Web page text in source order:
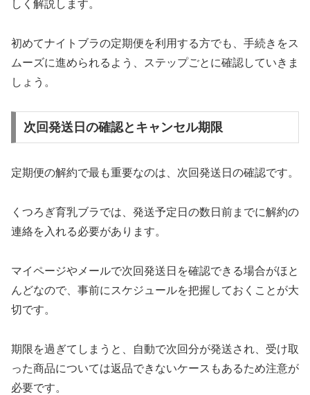
しく解説します。
初めてナイトブラの定期便を利用する方でも、手続きをス
ムーズに進められるよう、ステップごとに確認していきま
しょう。
次回発送日の確認とキャンセル期限
定期便の解約で最も重要なのは、次回発送日の確認です。
くつろぎ育乳ブラでは、発送予定日の数日前までに解約の
連絡を入れる必要があります。
マイページやメールで次回発送日を確認できる場合がほと
んどなので、事前にスケジュールを把握しておくことが大
切です。
期限を過ぎてしまうと、自動で次回分が発送され、受け取
った商品については返品できないケースもあるため注意が
必要です。